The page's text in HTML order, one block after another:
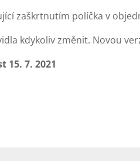
zaškrtnutím políčka v
kdykoliv změnit. Novou
7. 2021